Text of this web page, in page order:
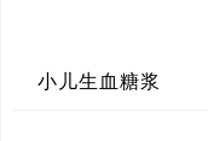
小儿生血糖浆